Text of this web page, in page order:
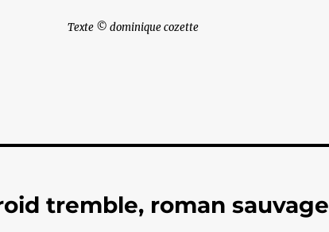
Texte © dominique cozette
tremble, roman sauvage